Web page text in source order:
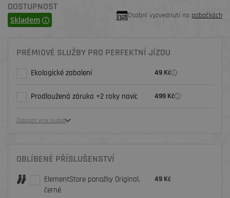
DOSTUPNOST
Skladem Osobní vyzvednutí na pobočkách
PRÉMIOVÉ SLUŽBY PRO PERFEKTNÍ JÍZDU
Ekologické zabalení 49 Kč
Prodloužená záruka +2 roky navíc 499 Kč
Zobrazit více služeb
OBLÍBENÉ PŘÍSLUŠENSTVÍ
ElementStore ponožky Original,
černé
49 Kč